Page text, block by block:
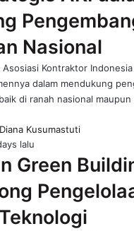
Nasional
Kontraktor Indonesia
dalam mendukung
di ranah nasional
lalu
Green